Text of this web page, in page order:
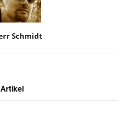
Schmidt